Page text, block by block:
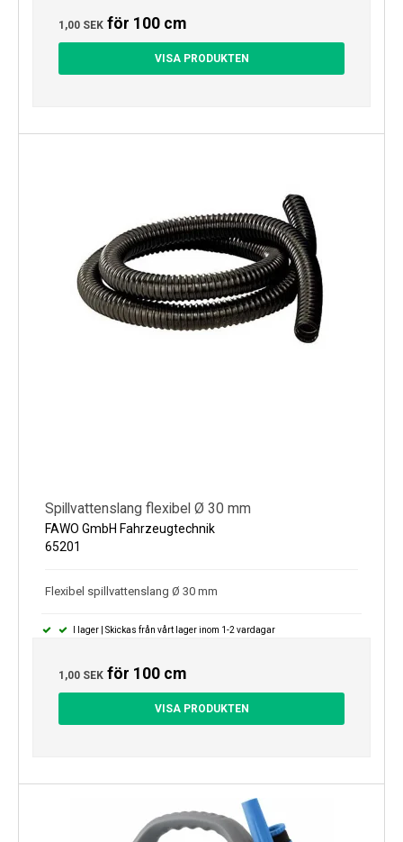
1,00 SEK för 100 cm
VISA PRODUKTEN
Spillvattenslang flexibel Ø 30 mm
FAWO GmbH Fahrzeugtechnik
65201
Flexibel spillvattenslang Ø 30 mm
I lager | Skickas från vårt lager inom 1-2 vardagar
1,00 SEK för 100 cm
VISA PRODUKTEN